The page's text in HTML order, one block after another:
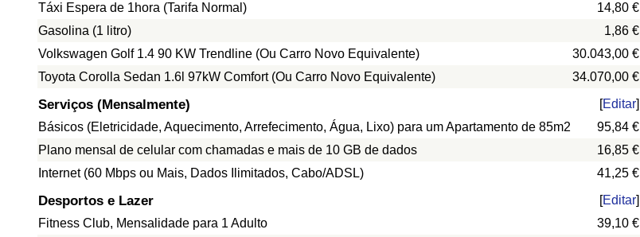
Táxi Espera de 1hora (Tarifa Normal) 14,80 €
Gasolina (1 litro) 1,86 €
Volkswagen Golf 1.4 90 KW Trendline (Ou Carro Novo Equivalente) 30.043,00 €
Toyota Corolla Sedan 1.6l 97kW Comfort (Ou Carro Novo Equivalente) 34.070,00 €
Serviços (Mensalmente) [Editar]
Básicos (Eletricidade, Aquecimento, Arrefecimento, Água, Lixo) para um Apartamento de 85m2
95,84 €
Plano mensal de celular com chamadas e mais de 10 GB de dados 16,85 €
Internet (60 Mbps ou Mais, Dados Ilimitados, Cabo/ADSL) 41,25 €
Desportos e Lazer [Editar]
Fitness Club, Mensalidade para 1 Adulto
39,10 €